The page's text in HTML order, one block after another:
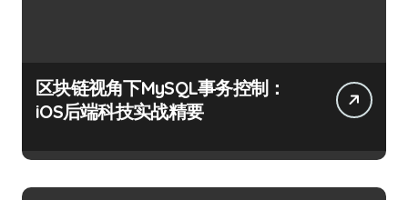
区块链视角下MySQL事务控制：
iOS后端科技实战精要